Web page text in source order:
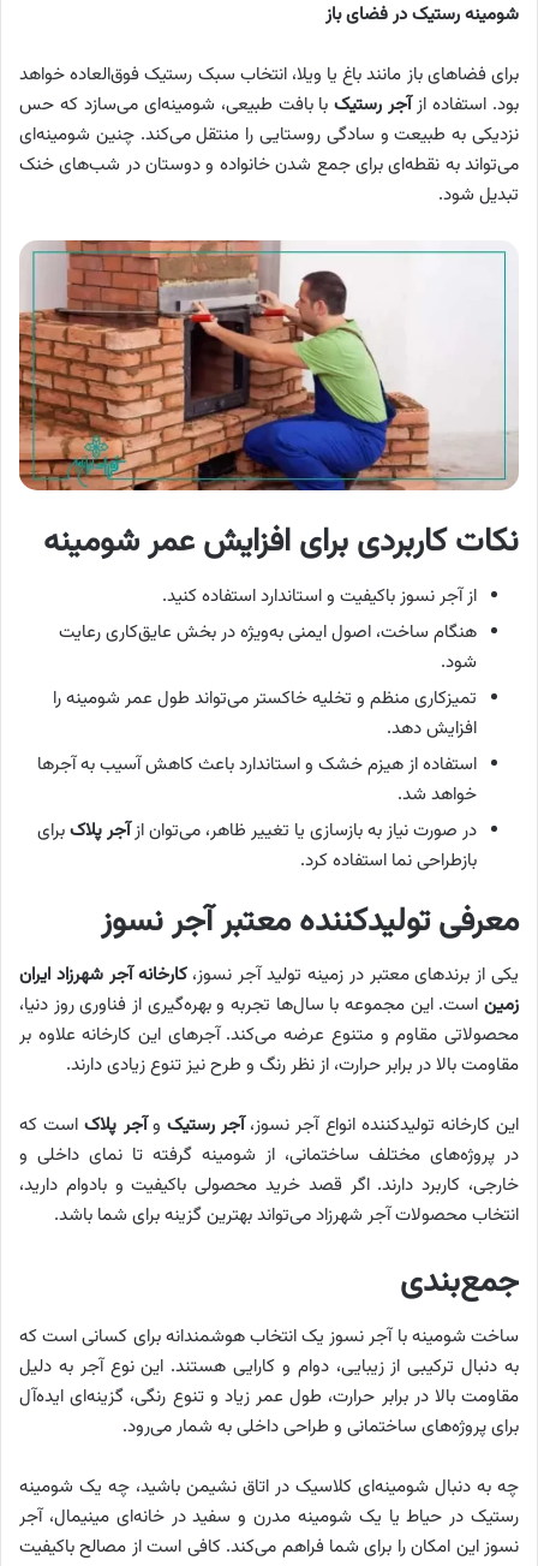
شومینه رستیک در فضای باز
برای فضاهای باز مانند باغ یا ویلا، انتخاب سبک رستیک فوق‌العاده خواهد
بود. استفاده ازآجر رستیکبا بافت طبیعی، شومینه‌ای می‌سازد که حس
نزدیکی به طبیعت و سادگی روستایی را منتقل می‌کند. چنین شومینه‌ای
می‌تواند به نقطه‌ای برای جمع شدن خانواده و دوستان در شب‌های خنک
تبدیل شود.
نکات کاربردی برای افزایش عمر شومینه
از آجر نسوز باکیفیت و استاندارد استفاده کنید.
هنگام ساخت، اصول ایمنی به‌ویژه در بخش عایق‌کاری رعایت
شود.
تمیزکاری منظم و تخلیه خاکستر می‌تواند طول عمر شومینه را
افزایش دهد.
استفاده از هیزم خشک و استاندارد باعث کاهش آسیب به آجرها
خواهد شد.
در صورت نیاز به بازسازی یا تغییر ظاهر، می‌توان ازآجر پلاکبرای
بازطراحی نما استفاده کرد.
معرفی تولیدکننده معتبر آجر نسوز
یکی از برندهای معتبر در زمینه تولید آجر نسوز،کارخانه آجر شهرزاد ایران
زمین است. این مجموعه با سال‌ها تجربه و بهره‌گیری از فناوری روز دنیا،
محصولاتی مقاوم و متنوع عرضه می‌کند. آجرهای این کارخانه علاوه بر
مقاومت بالا در برابر حرارت، از نظر رنگ و طرح نیز تنوع زیادی دارند.
این کارخانه تولیدکننده انواع آجر نسوز،آجر رستیک وآجر پلاکاست که
در پروژه‌های مختلف ساختمانی، از شومینه گرفته تا نمای داخلی و
خارجی، کاربرد دارند. اگر قصد خرید محصولی باکیفیت و بادوام دارید،
انتخاب محصولات آجر شهرزاد می‌تواند بهترین گزینه برای شما باشد.
جمع‌بندی
ساخت شومینه با آجر نسوز یک انتخاب هوشمندانه برای کسانی است که
به دنبال ترکیبی از زیبایی، دوام و کارایی هستند. این نوع آجر به دلیل
مقاومت بالا در برابر حرارت، طول عمر زیاد و تنوع رنگی، گزینه‌ای ایده‌آل
برای پروژه‌های ساختمانی و طراحی داخلی به شمار می‌رود.
چه به دنبال شومینه‌ای کلاسیک در اتاق نشیمن باشید، چه یک شومینه
رستیک در حیاط یا یک شومینه مدرن و سفید در خانه‌ای مینیمال، آجر
نسوز این امکان را برای شما فراهم می‌کند. کافی است از مصالح باکیفیت